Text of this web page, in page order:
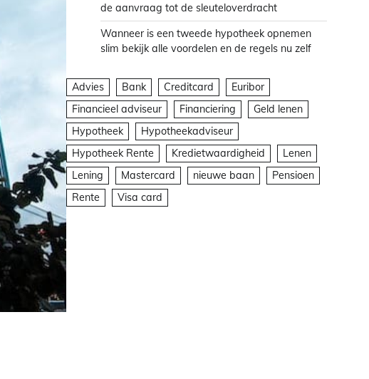
de aanvraag tot de sleuteloverdracht
Wanneer is een tweede hypotheek opnemen
slim bekijk alle voordelen en de regels nu zelf
Advies Bank Creditcard
Euribor
Financieel adviseur
Financiering
Geld lenen
Hypotheek
Hypotheekadviseur
Hypotheek Rente
Kredietwaardigheid
Lenen
Lening
Mastercard nieuwe baan
Pensioen
Rente
Visa card